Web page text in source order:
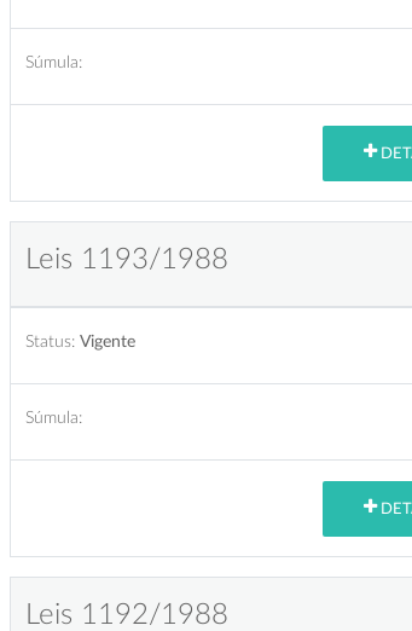
Súmula:
Leis 1193/1988
Status: Vigente
Súmula:
Leis 1192/1988